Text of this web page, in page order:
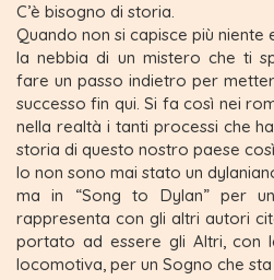
C’è bisogno di storia.
Quando non si capisce più niente
la nebbia di un mistero che ti
fare un passo indietro per
successo fin qui. Si fa così nei
nella realtà i tanti processi che
storia di questo nostro paese così
Io non sono mai stato un
ma in “Song to Dylan” per
rappresenta con gli altri autori
portato ad essere gli Altri, con
locomotiva, per un Sogno che sta